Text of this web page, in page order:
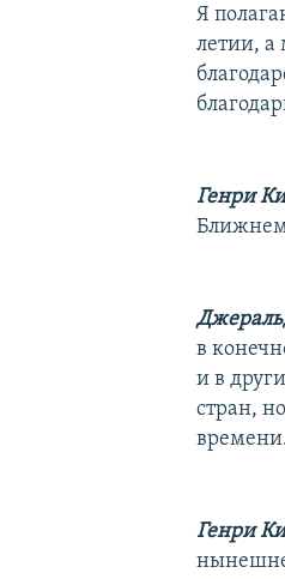
Я
летии, а
Генри
в
и в
стран,
Генри